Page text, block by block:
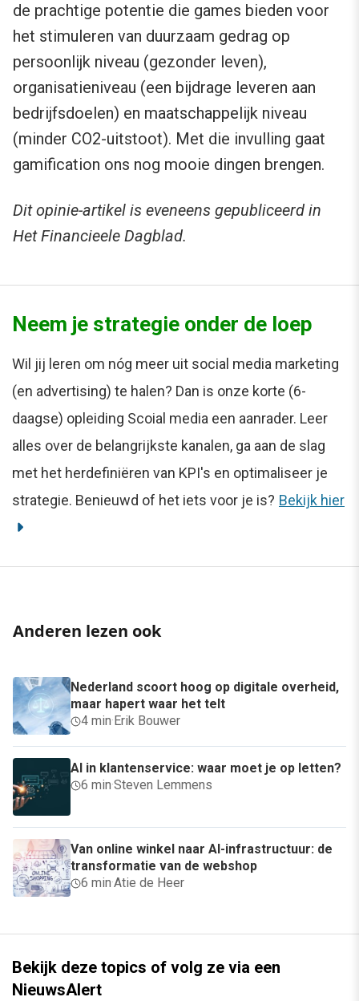
de prachtige potentie die games bieden voor
het stimuleren van duurzaam gedrag op
persoonlijk niveau (gezonder leven),
organisatieniveau (een bijdrage leveren aan
bedrijfsdoelen) en maatschappelijk niveau
(minder CO2-uitstoot). Met die invulling gaat
gamification ons nog mooie dingen brengen.
Dit opinie-artikel is eveneens gepubliceerd in
Het Financieele Dagblad.
Neem je strategie onder de loep
Wil jij leren om nóg meer uit social media marketing
(en advertising) te halen? Dan is onze korte (6-
daagse) opleiding Scoial media een aanrader. Leer
alles over de belangrijkste kanalen, ga aan de slag
met het herdefiniëren van KPI's en optimaliseer je
strategie. Benieuwd of het iets voor je is? Bekijk hier
Anderen lezen ook
Nederland scoort hoog op digitale overheid,
maar hapert waar het telt
4 min· Erik Bouwer
AI in klantenservice: waar moet je op letten?
6 min·Steven Lemmens
Van online winkel naar AI-infrastructuur: de
transformatie van de webshop
6 min·Atie de Heer
Bekijk deze topics of volg ze via een
NieuwsAlert